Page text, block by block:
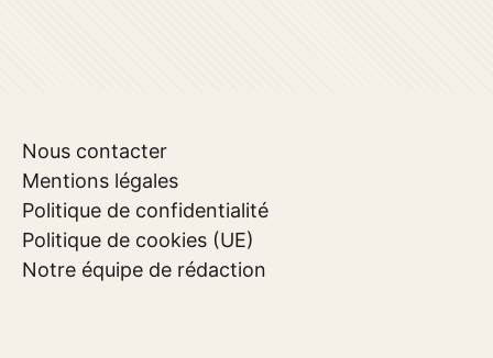
Nous contacter
Mentions légales
Politique de confidentialité
Politique de cookies (UE)
Notre équipe de rédaction